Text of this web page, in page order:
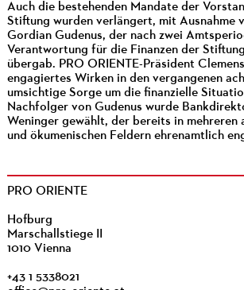
Auch die bestehenden Mandate der
Stiftung wurden verlängert, mit Ausnahme
Gordian Gudenus, der nach zwei
Verantwortung für die Finanzen der
übergab. PRO ORIENTE-Präsident
engagiertes Wirken in den vergangenen
umsichtige Sorge um die finanzielle
Nachfolger von Gudenus wurde
Weninger gewählt, der bereits in mehreren
und ökumenischen Feldern ehrenamtlich
PRO ORIENTE
Hofburg
Marschallstiege II
1010 Vienna
+43 1 5338021